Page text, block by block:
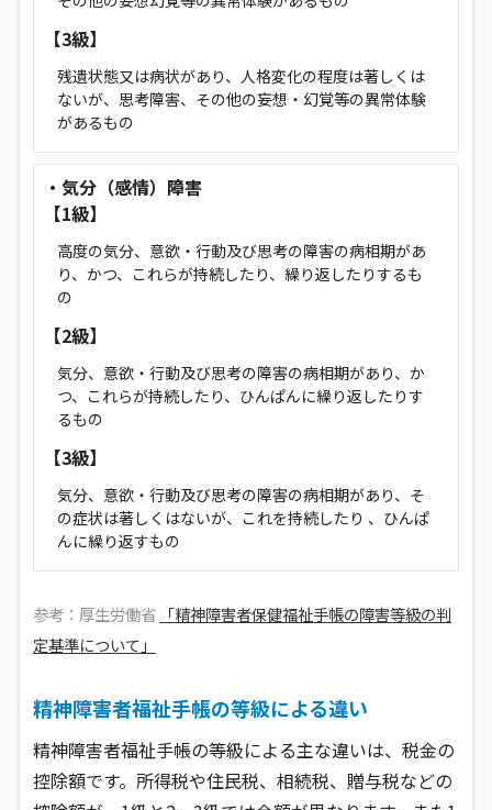
【3級】
残遺状態又は病状があり、人格変化の程度は著しくは
ないが、思考障害、その他の妄想・幻覚等の異常体験
があるもの
・気分（感情）障害
【1級】
高度の気分、意欲・行動及び思考の障害の病相期があ
り、かつ、これらが持続したり、繰り返したりするも
の
【2級】
気分、意欲・行動及び思考の障害の病相期があり、か
つ、これらが持続したり、ひんぱんに繰り返したりす
るもの
【3級】
気分、意欲・行動及び思考の障害の病相期があり、そ
の症状は著しくはないが、これを持続したり 、ひんぱ
んに繰り返すもの
参考：厚生労働省 「精神障害者保健福祉手帳の障害等級の判
定基準について」
精神障害者福祉手帳の等級による違い
精神障害者福祉手帳の等級による主な違いは、税金の
控除額です。所得税や住民税、相続税、贈与税などの